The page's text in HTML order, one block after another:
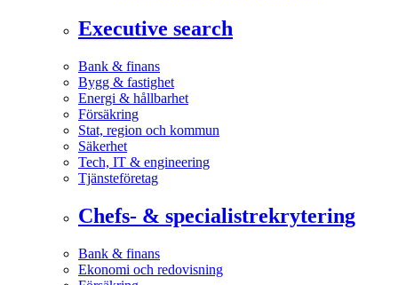
Executive search
Bank & finans
Bygg & fastighet
Energi & hållbarhet
Försäkring
Stat, region och kommun
Säkerhet
Tech, IT & engineering
Tjänsteföretag
Chefs- & specialistrekrytering
Bank & finans
Ekonomi och redovisning